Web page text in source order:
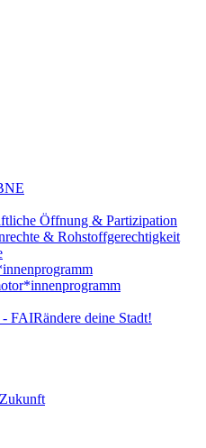
Öffnung & Partizipation
& Rohstoffgerechtigkeit
FAIRändere deine Stadt!